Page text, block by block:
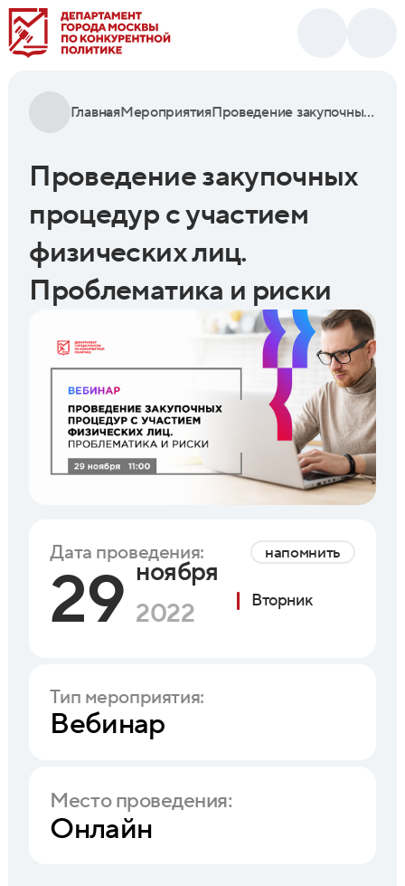
ГлавнаяМероприятия Проведение закупочных процедур с участием физических лиц. Проблематика и риски
Проведение закупочных
процедур с участием
физических лиц.
Проблематика и риски
Дата проведения: напомнить
29 ноября
2022
Вторник
Тип мероприятия:
Вебинар
Место проведения:
Онлайн